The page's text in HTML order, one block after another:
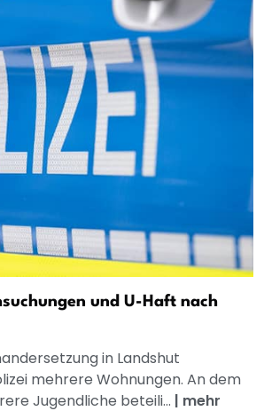
und U-Haft nach
in Landshut
mehrere Wohnungen. An dem
Jugendliche beteili... | mehr